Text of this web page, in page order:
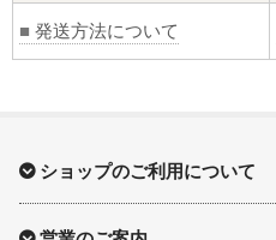
■ 発送方法について
ショップのご利用について